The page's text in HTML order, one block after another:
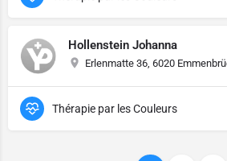
Hollenstein Johanna
Erlenmatte 36, 6020
Thérapie par les Couleurs